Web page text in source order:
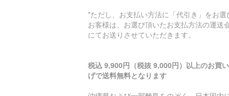
*ただし、お支払い方法に「代引き」をお選
お客様は、お選び頂いたお支払方法の運送
にてお送りさせていただきます。
税込 9,900円（税抜 9,000円）以上のお買
げで送料無料となります